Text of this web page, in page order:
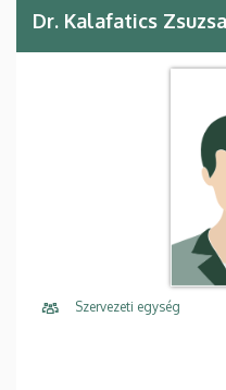
Dr. Kalafatics
Szervezeti egység